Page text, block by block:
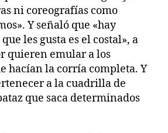
ni coreografías como
Y señaló que «hay
les gusta es el costal», a
quieren emular a los
hacían la corría completa. Y
a la cuadrilla de
que saca determinados